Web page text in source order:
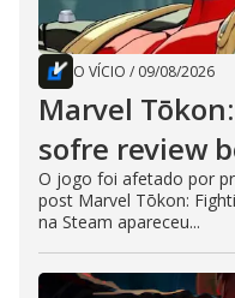
O VÍCIO / 09/08/2026
Marvel
sofre review
O jogo foi afetado por
post Marvel Tōkon:
na Steam apareceu...